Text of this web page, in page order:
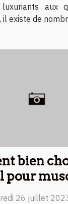
aux
existe de
bien
pour
26 juillet